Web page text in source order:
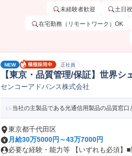
未経験者歓迎 土日
在宅勤務（リモートワーク）OK
NEW 正社員
【東京・品質管理/保証】世界
気/電子品質保証
センコーアドバンス株式会社
当社の主製品である光通信用製品の品質窓
東京都千代田区
月給30万5000円～43万7000円
必要な経験・能力等 【いずれも必須】